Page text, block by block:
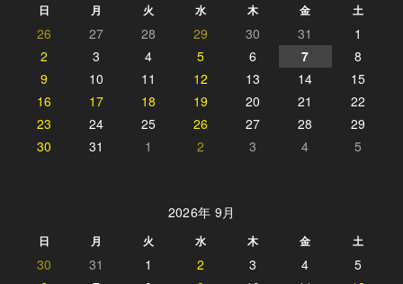
日 月 火 水 木 金 土
26 27 28 29 30 31
1
2
3 4 5 6 7
8
9
10 11 12 13 14
15
16
17 18 19 20 21
22
23
24 25 26 27 28
29
30
31 1 2 3 4 5
2026年 9月
日 月 火 水 木 金 土
30 31 1 2 3 4
5